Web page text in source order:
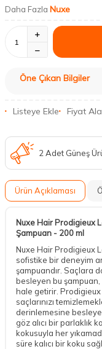
Daha Fazla Nuxe
Öne Çıkan Bilgiler
Listeye Ekle Fiyat
2 Adet Güneş
Ürün Açıklaması
Nuxe Hair Prodigieux
Şampuan - 200 ml
Nuxe Hair Prodigieux
sofistike bir deneyim
şampuandır. Saçlara
besleyen bu
hale getirir.
saçlarınızı
derinlemesine
göz alıcı bir parlaklık
kokusuyla her
süre kalıcı bir koku